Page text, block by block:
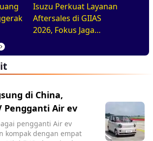
Isuzu Perkuat Layanan
Aftersales di GIIAS
2026, Fokus Jaga
di China,
Pengganti Air ev
pengganti Air ev
kompak dengan empat